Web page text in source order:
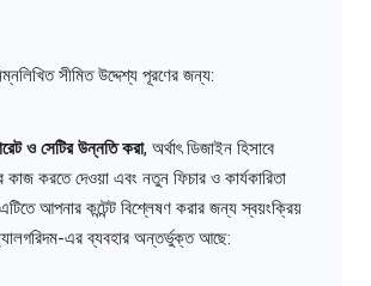
সীমিত উদ্দেশ্য পূরণের জন্য:
ও সেটির উন্নতি করা, অর্থাৎ ডিজাইন হিসাবে
কাজ করতে দেওয়া এবং নতুন ফিচার ও কার্যকারিতা
আপনার কন্টেন্ট বিশ্লেষণ করার জন্য স্বয়ংক্রিয়
এর ব্যবহার অন্তর্ভুক্ত আছে: